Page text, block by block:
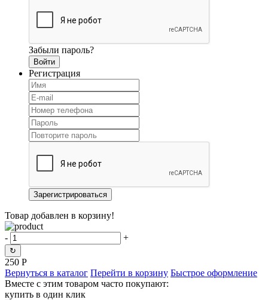
Забыли пароль?
Регистрация
Товар добавлен в корзину!
- +
↻
250 Р
Вернуться в каталог Перейти в корзину Быстрое оформление
Вместе с этим товаром часто покупают:
купить в один клик